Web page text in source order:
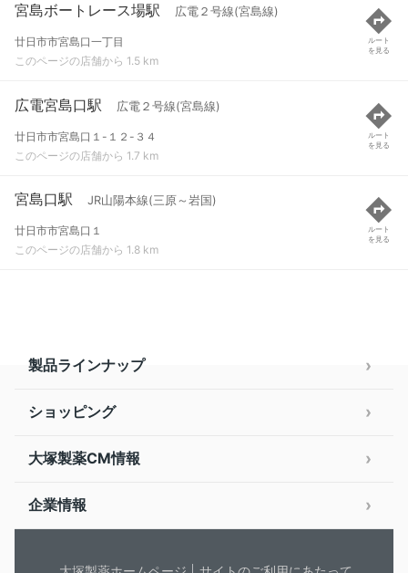
宮島ボートレース場駅 広電２号線(宮島線)
廿日市市宮島口一丁目
このページの店舗から 1.5 km
ルート
を見る
広電宮島口駅 広電２号線(宮島線)
廿日市市宮島口１-１２-３４
このページの店舗から 1.7 km
ルート
を見る
宮島口駅 JR山陽本線(三原～岩国)
廿日市市宮島口１
このページの店舗から 1.8 km
ルート
を見る
製品ラインナップ
ショッピング
大塚製薬CM情報
企業情報